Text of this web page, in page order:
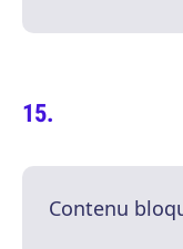
Contenu